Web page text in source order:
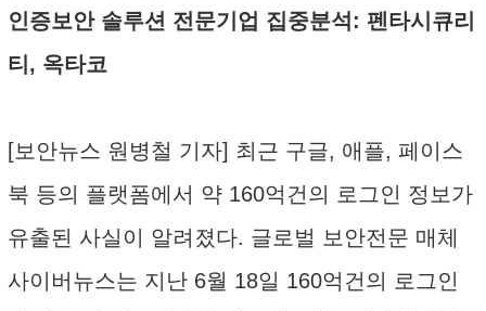
인증보안 솔루션 전문기업 집중분석: 펜타시큐리
티, 옥타코
[보안뉴스 원병철 기자] 최근 구글, 애플, 페이스
북 등의 플랫폼에서 약 160억건의 로그인 정보가
유출된 사실이 알려졌다. 글로벌 보안전문 매체
사이버뉴스는 지난 6월 18일 160억건의 로그인